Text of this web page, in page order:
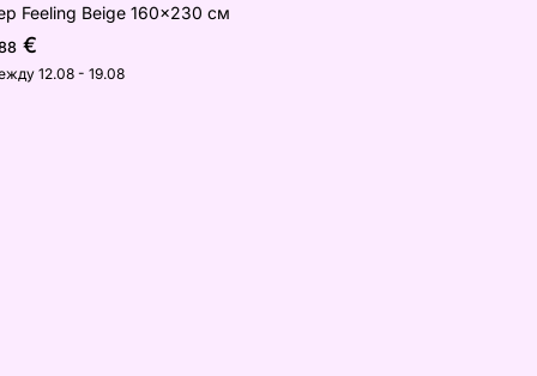
Feeling Beige 160x230 см
€
12.08 - 19.08